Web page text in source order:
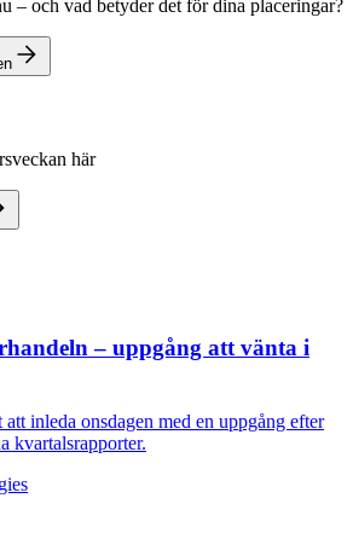
– och vad betyder det för dina placeringar?
här
– uppgång att vänta i
inleda onsdagen med en uppgång efter
kvartalsrapporter.